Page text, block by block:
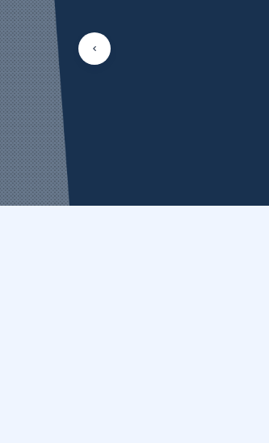
Précédent